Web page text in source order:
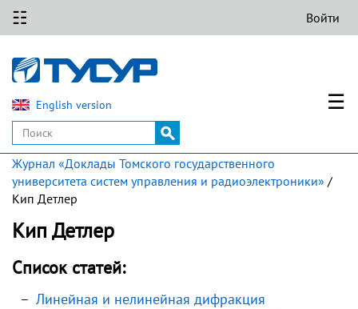
☷ Войти
English version ☰
Журнал «Доклады Томского государственного
университета систем управления и радиоэлектроники» /
Кип Детлер
Кип Детлер
Список статей:
Линейная и нелинейная дифракция